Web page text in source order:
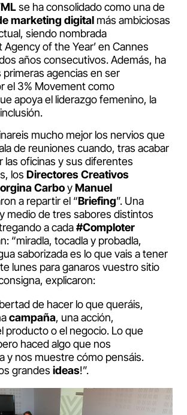
se ha consolidado como una de
marketing digital más ambiciosas
siendo nombrada
Agency of the Year’ en Cannes
años consecutivos. Además, ha
primeras agencias en ser
el 3% Movement como
apoya el liderazgo femenino, la
mucho mejor los nervios que
de reuniones cuando, tras acabar
las oficinas y sus diferentes
los Directores Creativos
CarboyManuel
a repartir el “Briefing”. Una
medio de tres sabores distintos
a cada#Comploter
“miradla, tocadla y probadla,
saborizada es lo que vais a tener
lunes para ganaros vuestro sitio
explicaron:
de hacer lo que queráis,
campaña, una acción,
producto o el negocio. Lo que
haced algo que nos
y nos muestre cómo pensáis.
grandes ideas!”.